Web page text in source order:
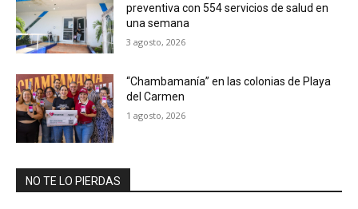
preventiva con 554 servicios de salud en
una semana
3 agosto, 2026
“Chambamanía” en las colonias de Playa
del Carmen
1 agosto, 2026
NO TE LO PIERDAS